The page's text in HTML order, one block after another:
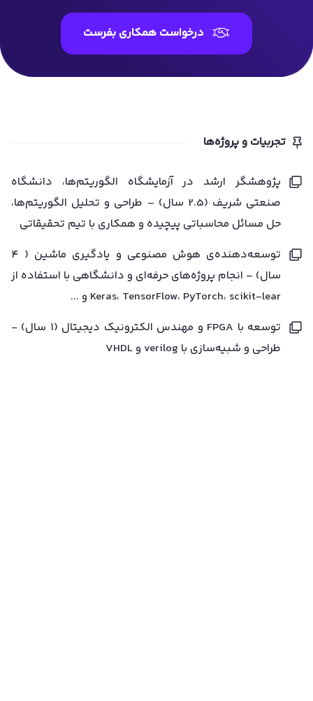
درخواست همکاری بفرست
تجربیات و پروژه‌ها
پژوهشگر ارشد در آزمایشگاه الگوریتم‌ها، دانشگاه
صنعتی شریف (2.5 سال) – طراحی و تحلیل الگوریتم‌ها،
حل مسائل محاسباتی پیچیده و همکاری با تیم تحقیقاتی
توسعه‌دهنده‌ی هوش مصنوعی و یادگیری ماشین ( ۴
سال) – انجام پروژه‌های حرفه‌ای و دانشگاهی با استفاده از
Keras، TensorFlow، PyTorch، scikit-lear و ...
توسعه با FPGA و مهندس الکترونیک دیجیتال (۱ سال) -
طراحی و شبیه‌سازی با verilog و VHDL